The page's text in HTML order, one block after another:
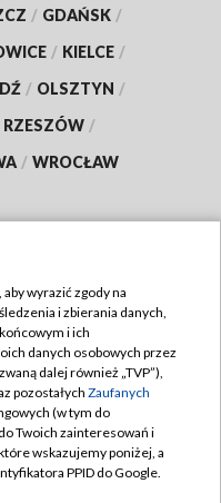
/ GDAŃSK /
/ KIELCE /
/ OLSZTYN /
RZESZÓW /
/ WROCŁAW
TVP
wyrazić zgody na
i zbierania danych,
i ich
danych osobowych przez
dalej również „TVP”),
pozostałych Zaufanych
(w tym do
Twoich zainteresowań i
wskazujemy poniżej, a
PPID do Google.